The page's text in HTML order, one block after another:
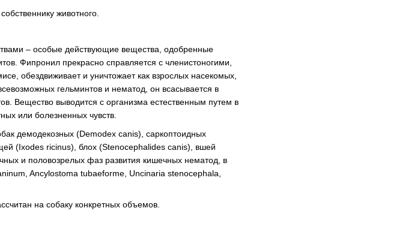
животного.
– особые действующие вещества, одобренные
Фипронил прекрасно справляется с членистоногими,
обездвиживает и уничтожает как взрослых насекомых,
гельминтов и нематод, он всасывается в
Вещество выводится с организма естественным путем в
или болезненных чувств.
демодекозных (Demodex canis), саркоптоидных
(Ixodes ricinus), блох (Stenocephalides canis), вшей
и половозрелых фаз развития кишечных нематод, в
Ancylostoma tubaeforme, Uncinaria stenocephala,
на собаку конкретных объемов.